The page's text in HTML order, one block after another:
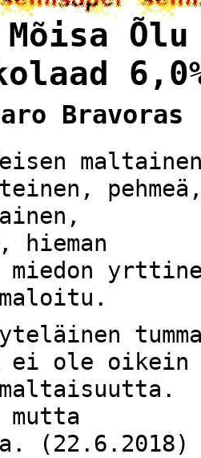
Õlu
Bravoras
hieman
miedon
ei ole oikein
mutta
(22.6.2018)